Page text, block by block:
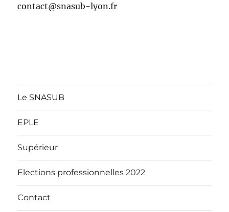
contact@snasub-lyon.fr
Le SNASUB
EPLE
Supérieur
Elections professionnelles 2022
Contact